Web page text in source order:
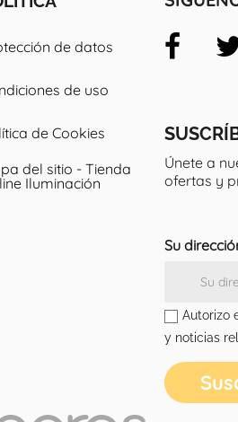
de datos
de uso
de Cookies
del sitio - Tienda
Iluminación
Únete a
ofertas y
Su
Autorizo
y noticias